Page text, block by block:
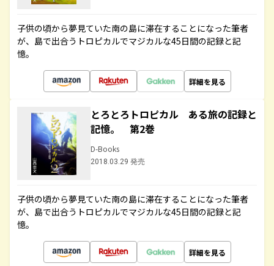
子供の頃から夢見ていた南の島に滞在することになった筆者
が、島で出合うトロピカルでマジカルな45日間の記録と記
憶。
詳細を見る
とろとろトロピカル ある旅の記録と
記憶。 第2巻
D-Books
2018.03.29 発売
子供の頃から夢見ていた南の島に滞在することになった筆者
が、島で出合うトロピカルでマジカルな45日間の記録と記
憶。
詳細を見る